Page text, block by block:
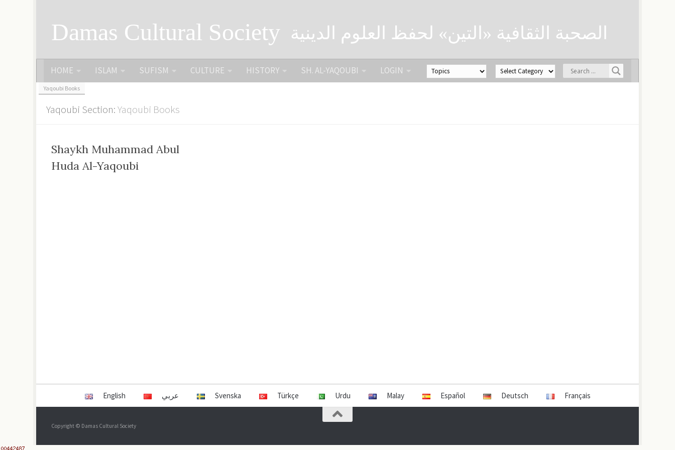
Damas Cultural Society الصحبة الثقافية «التين» لحفظ العلوم الدينية
HOME ISLAM SUFISM CULTURE HISTORY SH. AL-YAQOUBI LOGIN
Yaqoubi Books
Yaqoubi Section:Yaqoubi Books
Shaykh Muhammad Abul
Huda Al-Yaqoubi
English عربي Svenska Türkçe Urdu Malay Español Deutsch Français
Copyright © Damas Cultural Society